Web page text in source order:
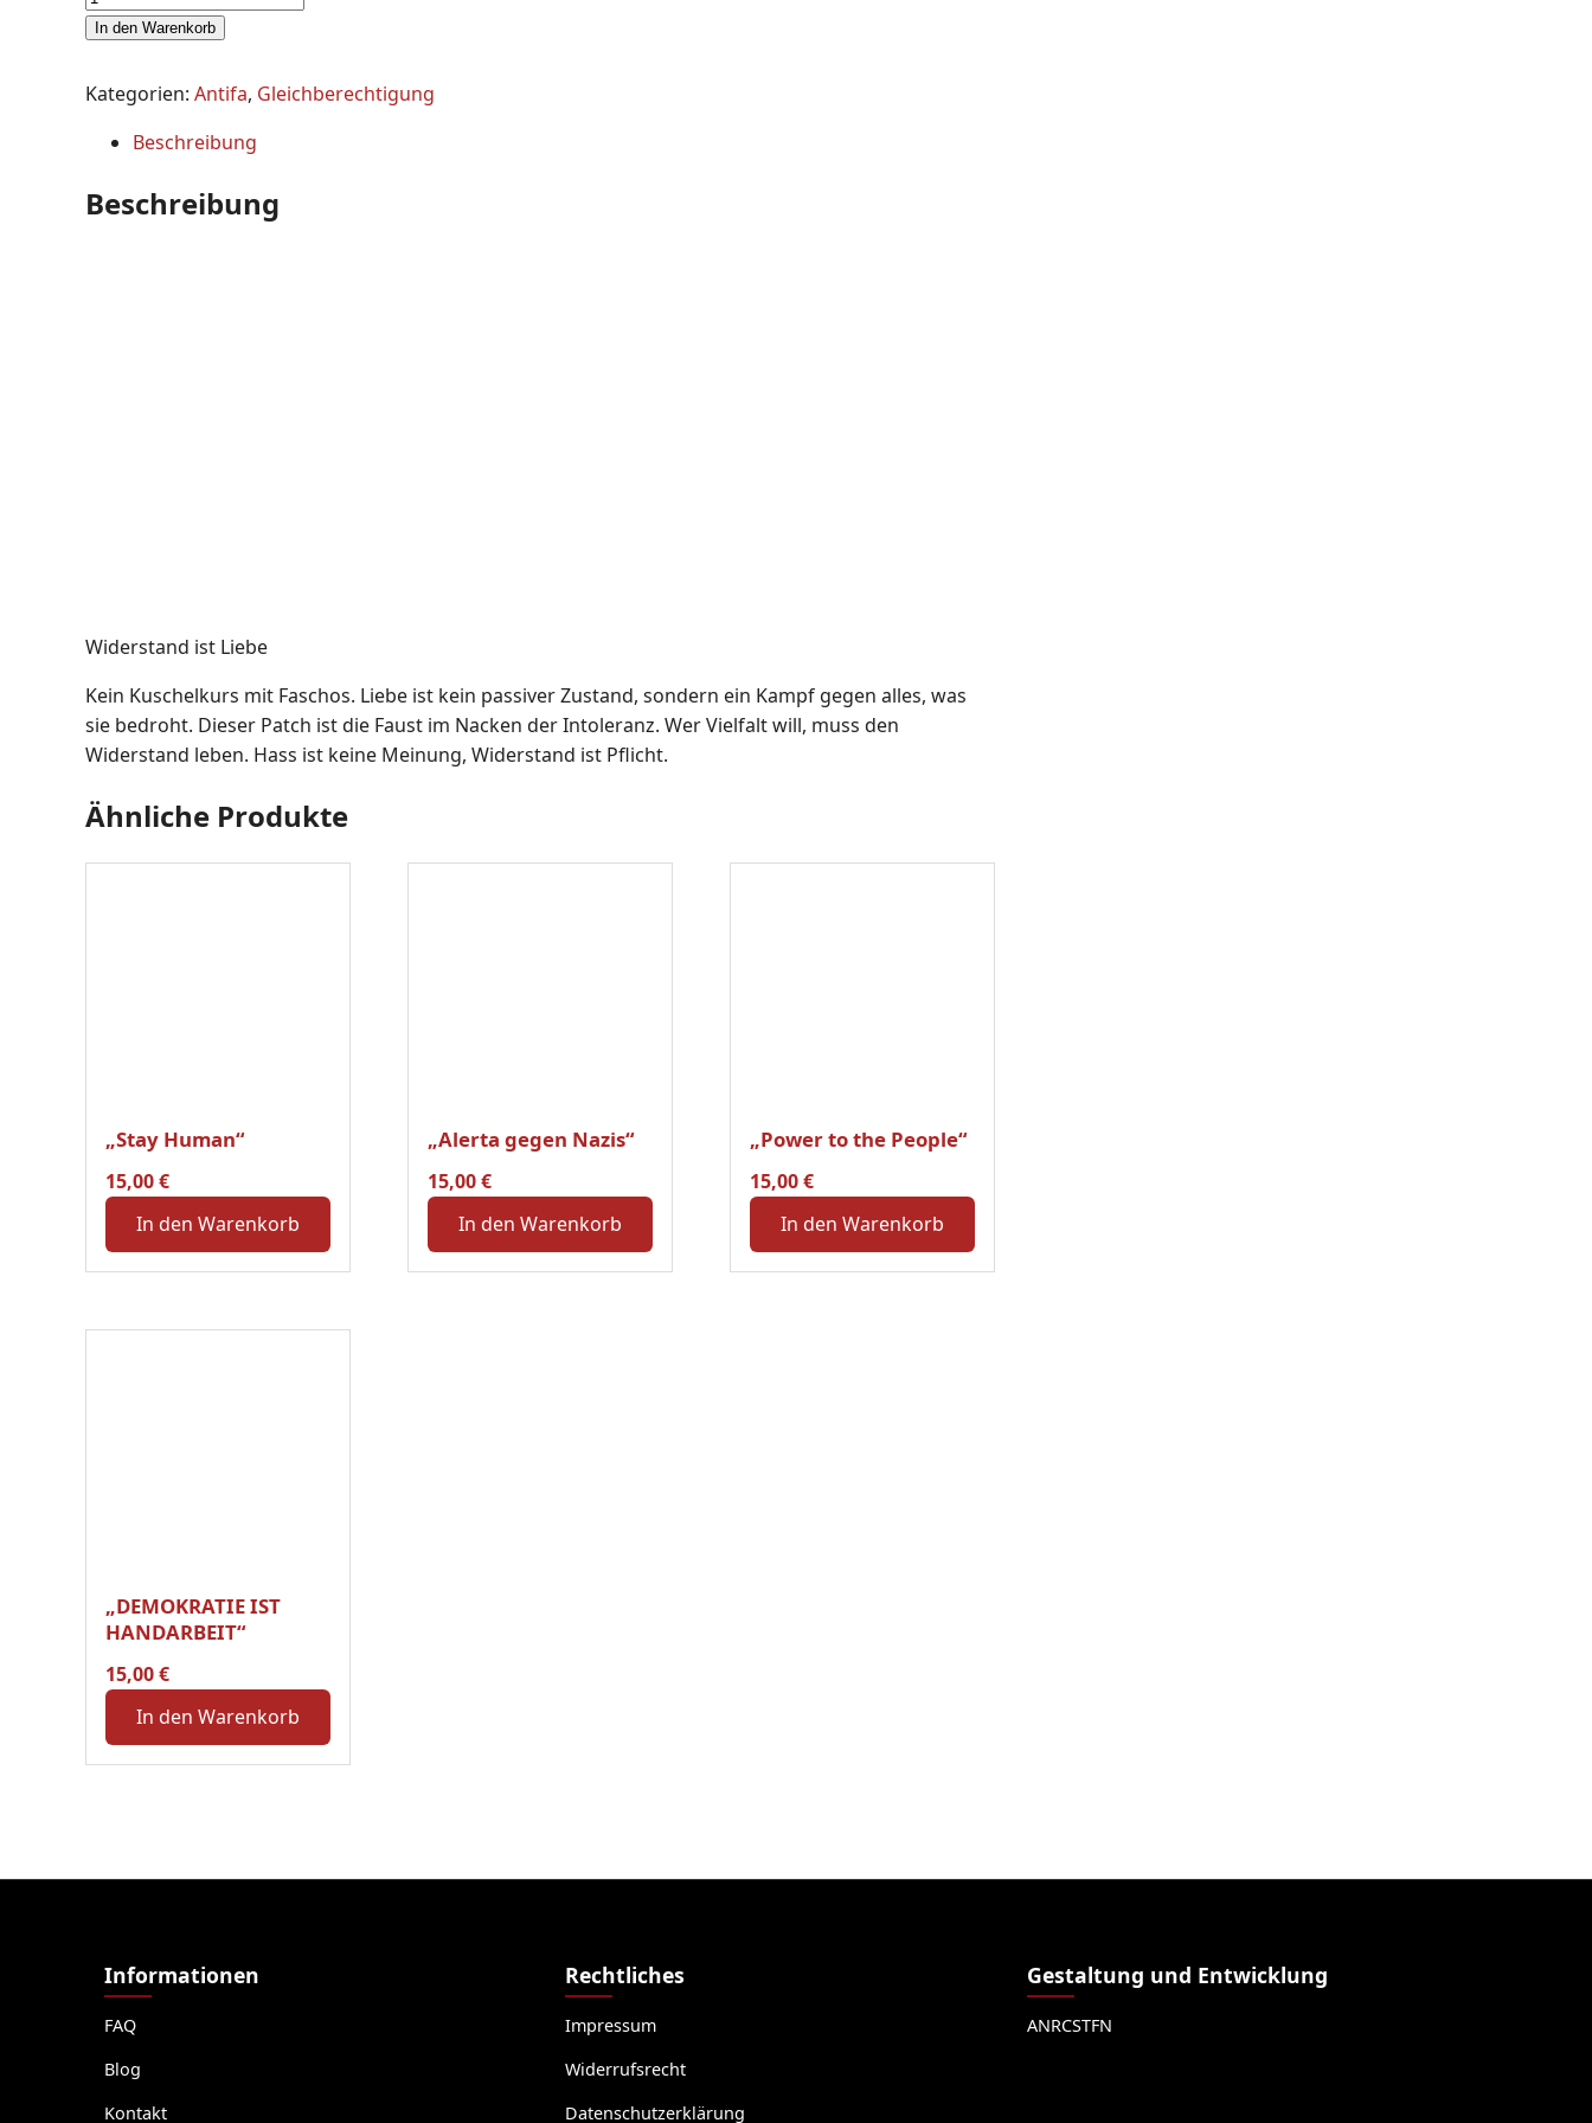
In den Warenkorb
Kategorien: Antifa, Gleichberechtigung
Beschreibung
Beschreibung
Widerstand ist Liebe
Kein Kuschelkurs mit Faschos. Liebe ist kein passiver Zustand, sondern ein Kampf gegen alles, was
sie bedroht. Dieser Patch ist die Faust im Nacken der Intoleranz. Wer Vielfalt will, muss den
Widerstand leben. Hass ist keine Meinung, Widerstand ist Pflicht.
Ähnliche Produkte
„Stay Human“
15,00€
In den Warenkorb
„Alerta gegen Nazis“
15,00€
In den Warenkorb
„Power to the People“
15,00€
In den Warenkorb
„DEMOKRATIE IST
HANDARBEIT“
15,00€
In den Warenkorb
Informationen
FAQ
Blog
Kontakt
Rechtliches
Impressum
Widerrufsrecht
Datenschutzerklärung
Gestaltung und Entwicklung
ANRCSTFN